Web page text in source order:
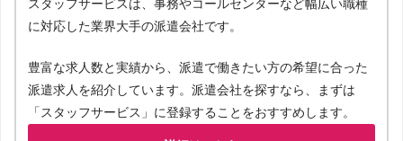
スタッフサービスは、事務やコールセンターなど幅広い職種
に対応した業界大手の派遣会社です。
豊富な求人数と実績から、派遣で働きたい方の希望に合った
派遣求人を紹介しています。派遣会社を探すなら、まずは
「スタッフサービス」に登録することをおすすめします。